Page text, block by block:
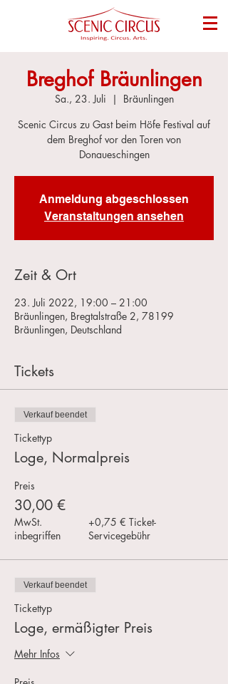
Breghof Bräunlingen
Sa., 23. Juli
  |
Bräunlingen
Scenic Circus zu Gast beim Höfe Festival auf
dem Breghof vor den Toren von
Donaueschingen
Anmeldung abgeschlossen
Veranstaltungen ansehen
Zeit & Ort
23. Juli 2022, 19:00 – 21:00
Bräunlingen, Bregtalstraße 2, 78199
Bräunlingen, Deutschland
Tickets
Verkauf beendet
Tickettyp
Loge, Normalpreis
Preis
30,00 €
MwSt.
inbegriffen
+0,75 € Ticket-
Servicegebühr
Verkauf beendet
Tickettyp
Loge, ermäßigter Preis
Mehr Infos